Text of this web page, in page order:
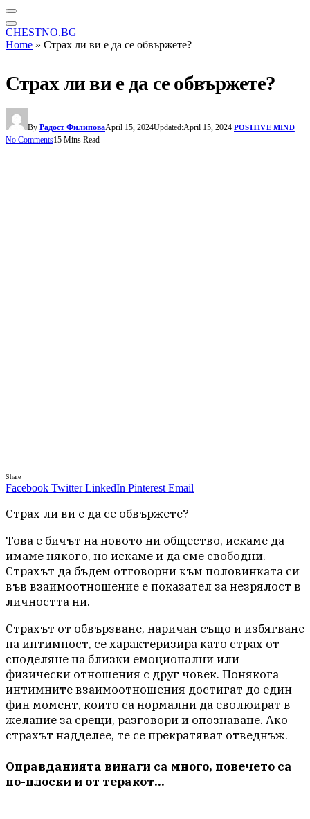
CHESTNO.BG
Home » Страх ли ви е да се обвържете?
Страх ли ви е да се обвържете?
By Радост ФилиповаApril 15, 2024Updated:April 15, 2024 POSITIVE MIND
No Comments15 Mins Read
Share
Facebook Twitter LinkedIn Pinterest Email
Страх ли ви е да се обвържете?
Това е бичът на новото ни общество, искаме да
имаме някого, но искаме и да сме свободни.
Страхът да бъдем отговорни към половинката си
във взаимоотношение е показател за незрялост в
личността ни.
Страхът от обвързване, наричан също и избягване
на интимност, се характеризира като страх от
споделяне на близки емоционални или
физически отношения с друг човек. Понякога
интимните взаимоотношения достигат до един
фин момент, които са нормални да еволюират в
желание за срещи, разговори и опознаване. Ако
страхът надделее, те се прекратяват отведнъж.
Оправданията винаги са много, повечето са
по-плоски и от теракот…